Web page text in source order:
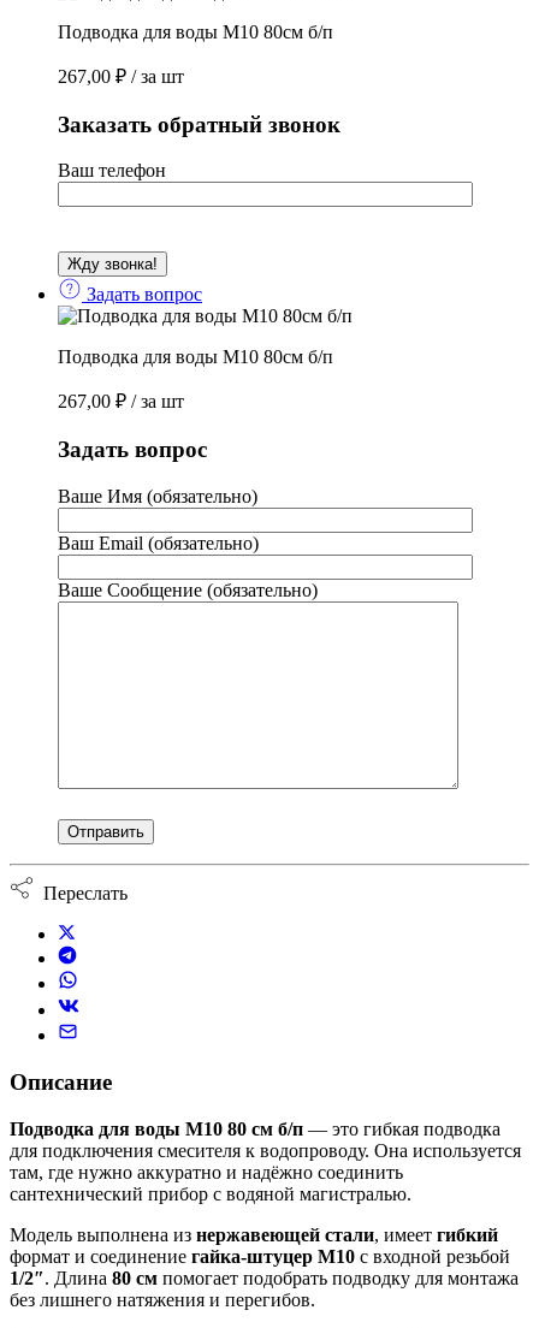
Подводка для воды М10 80см б/п
267,00 ₽ / за шт
Заказать обратный звонок
Ваш телефон
Задать вопрос
Подводка для воды М10 80см б/п
267,00 ₽ / за шт
Задать вопрос
Ваше Имя (обязательно)
Ваш Email (обязательно)
Ваше Сообщение (обязательно)
Переслать
Описание
Подводка для воды М10 80 см б/п — это гибкая подводка
для подключения смесителя к водопроводу. Она используется
там, где нужно аккуратно и надёжно соединить
сантехнический прибор с водяной магистралью.
Модель выполнена из нержавеющей стали, имеет гибкий
формат и соединение гайка-штуцер М10 с входной резьбой
1/2″. Длина 80 см помогает подобрать подводку для монтажа
без лишнего натяжения и перегибов.